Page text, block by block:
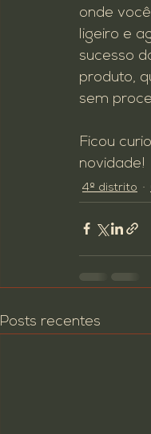
onde
ligeiro e
sucesso
produto,
sem
Ficou
novidade!
4º distrito
Posts recentes